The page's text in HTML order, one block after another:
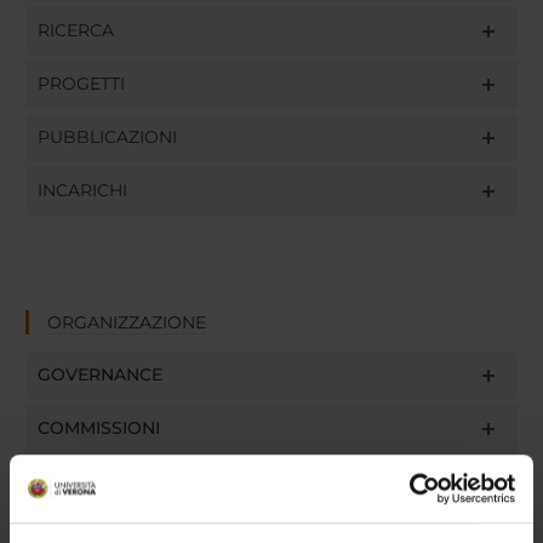
RICERCA
PROGETTI
PUBBLICAZIONI
INCARICHI
ORGANIZZAZIONE
GOVERNANCE
COMMISSIONI
UFFICI E STRUTTURE DI SERVIZIO